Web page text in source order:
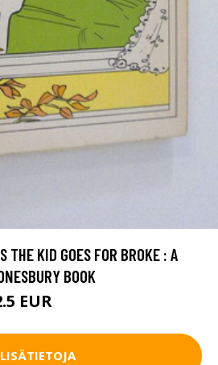
THE KID GOES FOR BROKE : A
BOOK
EUR
LISÄTIETOJA